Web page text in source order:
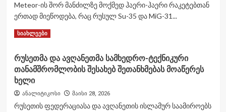
ბიუჯეტი
დაამტკიცა
Meteor-ის შორ მანძილზე მოქმედ ჰაერი-ჰაერი რაკეტებთან
ერთად მიეწოდება, რაც რუსულ Su-35 და MiG-31...
Read MoreRead
Meteor-
ის
„უკრაინის
საჰაერო
ძალების
სიახლეები
რუსეთმა და ავღანეთმა სამხედრო-ტექნიკური
თანამშრომლობის შესახებ შეთანხმებას მოაწერეს
ხელი
ანალიტიკოსი მაისი 28, 2026
რუსეთის ფედერაციასა და ავღანეთის ისლამურ საამიროებს